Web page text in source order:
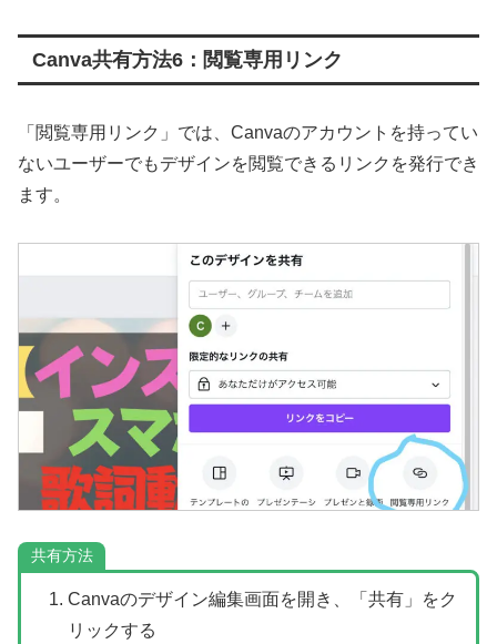
Canva共有方法6：閲覧専用リンク
「閲覧専用リンク」では、Canvaのアカウントを持ってい
ないユーザーでもデザインを閲覧できるリンクを発行でき
ます。
共有方法
Canvaのデザイン編集画面を開き、「共有」をク
リックする